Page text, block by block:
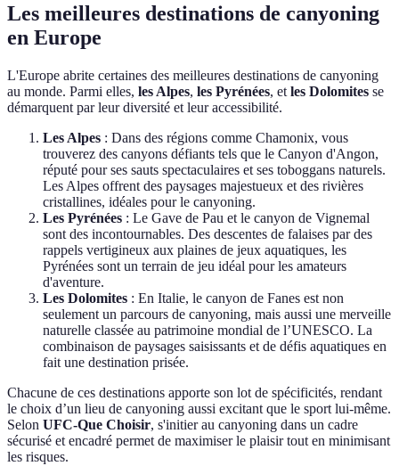
Les meilleures destinations de canyoning
en Europe
L'Europe abrite certaines des meilleures destinations de canyoning
au monde. Parmi elles, les Alpes, les Pyrénées, et les Dolomites se
démarquent par leur diversité et leur accessibilité.
Les Alpes : Dans des régions comme Chamonix, vous
trouverez des canyons défiants tels que le Canyon d'Angon,
réputé pour ses sauts spectaculaires et ses toboggans naturels.
Les Alpes offrent des paysages majestueux et des rivières
cristallines, idéales pour le canyoning.
Les Pyrénées : Le Gave de Pau et le canyon de Vignemal
sont des incontournables. Des descentes de falaises par des
rappels vertigineux aux plaines de jeux aquatiques, les
Pyrénées sont un terrain de jeu idéal pour les amateurs
d'aventure.
Les Dolomites : En Italie, le canyon de Fanes est non
seulement un parcours de canyoning, mais aussi une merveille
naturelle classée au patrimoine mondial de l’UNESCO. La
combinaison de paysages saisissants et de défis aquatiques en
fait une destination prisée.
Chacune de ces destinations apporte son lot de spécificités, rendant
le choix d’un lieu de canyoning aussi excitant que le sport lui-même.
Selon UFC-Que Choisir, s'initier au canyoning dans un cadre
sécurisé et encadré permet de maximiser le plaisir tout en minimisant
les risques.